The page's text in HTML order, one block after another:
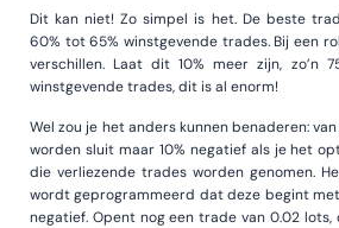
Dit kan niet! Zo simpel is het. De beste
60% tot 65% winstgevende trades. Bij een
verschillen. Laat dit 10% meer zijn, zo’n
winstgevende trades, dit is al enorm!
Wel zou je het anders kunnen benaderen:
worden sluit maar 10% negatief als je het
die verliezende trades worden genomen.
wordt geprogrammeerd dat deze begint
negatief. Opent nog een trade van 0.02 lots,